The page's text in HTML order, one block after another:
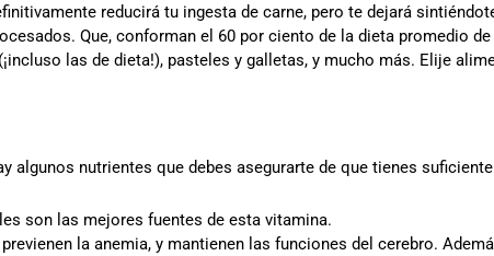
reducirá tu ingesta de carne, pero te dejará
Que, conforman el 60 por ciento de la dieta promedio
las de dieta!), pasteles y galletas, y mucho más. Elije
algunos nutrientes que debes asegurarte de que tienes
son las mejores fuentes de esta vitamina.
la anemia, y mantienen las funciones del cerebro.